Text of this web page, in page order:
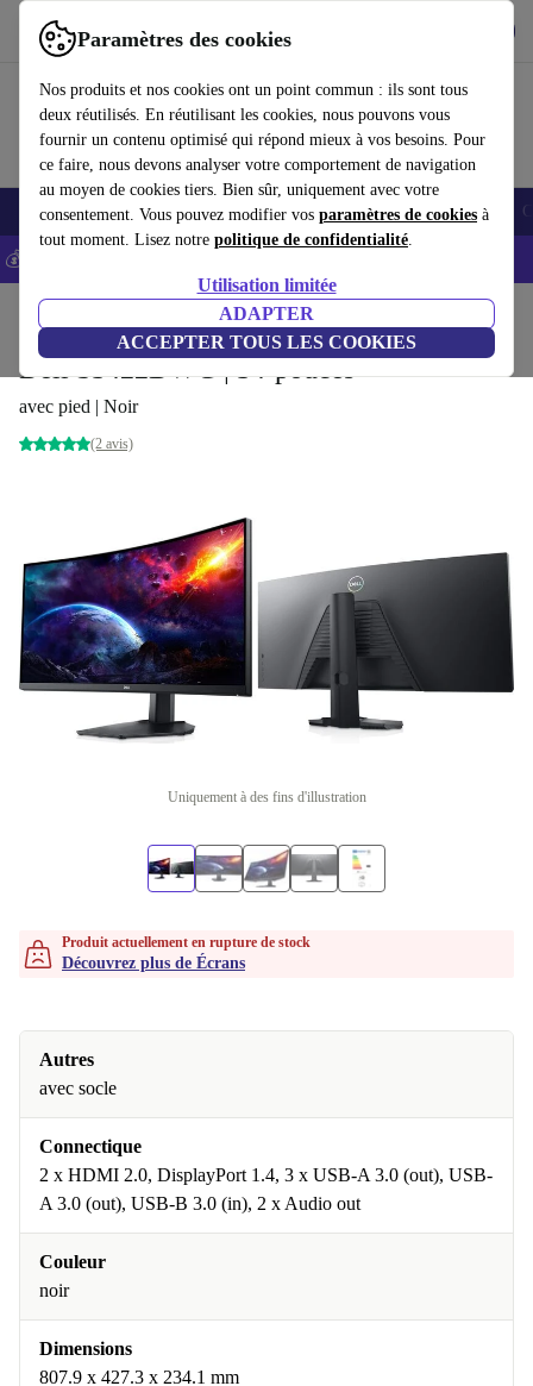
Paramètres des cookies
Nos produits et nos cookies ont un point commun : ils sont tous
deux réutilisés. En réutilisant les cookies, nous pouvons vous
fournir un contenu optimisé qui répond mieux à vos besoins. Pour
ce faire, nous devons analyser votre comportement de navigation
au moyen de cookies tiers. Bien sûr, uniquement avec votre
consentement. Vous pouvez modifier vos paramètres de cookies à
tout moment. Lisez notre politique de confidentialité.
Utilisation limitée
ADAPTER
ACCEPTER TOUS LES COOKIES
Utilisez refurbed rapidement et facilement
Smartphones Laptops Tablettes Montres connectées Accessoires
💰-5% EXTRA sur les iPhones – Code: IPHONEDEAL -
Dell S3422DWG | 34-pouces
avec pied | Noir
(2 avis)
Uniquement à des fins d'illustration
Produit actuellement en rupture de stock
Découvrez plus de Écrans
Autres
avec socle
Connectique
2 x HDMI 2.0, DisplayPort 1.4, 3 x USB-A 3.0 (out), USB-
A 3.0 (out), USB-B 3.0 (in), 2 x Audio out
Couleur
noir
Dimensions
807.9 x 427.3 x 234.1 mm